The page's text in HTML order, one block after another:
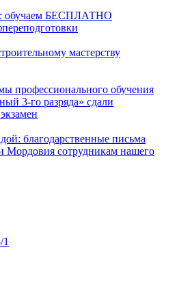
обучаем БЕСПЛАТНО
мастерству
профессионального обучения
3-го разряда» сдали
благодарственные письма
Мордовия сотрудникам нашего